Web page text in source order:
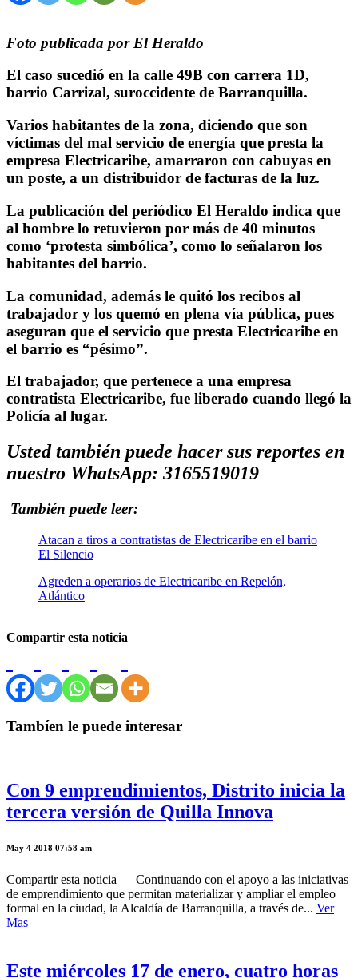
Foto publicada por El Heraldo
El caso sucedió en la calle 49B con carrera 1D,
barrio Carrizal, suroccidente de Barranquilla.
Varios habitantes de la zona, diciendo que son
víctimas del mal servicio de energía que presta la
empresa Electricaribe, amarraron con cabuyas en
un poste, a un distribuidor de facturas de la luz.
La publicación del periódico El Heraldo indica que
al hombre lo retuvieron por más de 40 minutos
como ‘protesta simbólica’, como lo señalaron los
habitantes del barrio.
La comunidad, además le quitó los recibos al
trabajador y los quemó en plena vía pública, pues
aseguran que el servicio que presta Electricaribe en
el barrio es “pésimo”.
El trabajador, que pertenece a una empresa
contratista Electricaribe, fue liberado cuando llegó la
Policía al lugar.
Usted también puede hacer sus reportes en
nuestro WhatsApp: 3165519019
También puede leer:
Atacan a tiros a contratistas de Electricaribe en el barrio
El Silencio
Agreden a operarios de Electricaribe en Repelón,
Atlántico
Compartir esta noticia
Tambíen le puede interesar
Con 9 emprendimientos, Distrito inicia la
tercera versión de Quilla Innova
May 4 2018 07:58 am
Compartir esta noticia Continuando con el apoyo a las iniciativas
de emprendimiento que permitan materializar y ampliar el empleo
formal en la ciudad, la Alcaldía de Barranquilla, a través de... Ver
Mas
Este miércoles 17 de enero, cuatro horas